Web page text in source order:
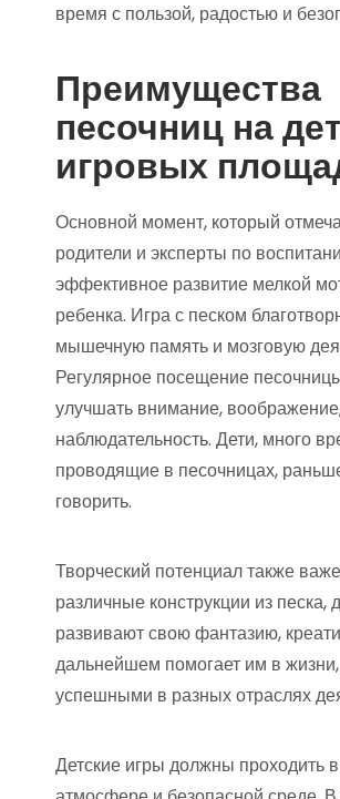
время с пользой, радостью и
Преимущества
песочниц на
игровых
Основной момент, который
родители и эксперты по
эффективное развитие мелкой
ребенка. Игра с песком
мышечную память и мозговую
Регулярное посещение
улучшать внимание,
наблюдательность. Дети, много
проводящие в песочницах,
говорить.
Творческий потенциал также
различные конструкции из песка,
развивают свою фантазию,
дальнейшем помогает им в
успешными в разных отраслях
Детские игры должны проходить